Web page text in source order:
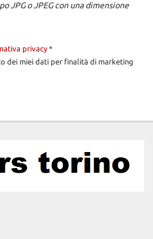
JPG o JPEG con una dimensione
privacy*
dei miei dati per finalità di marketing